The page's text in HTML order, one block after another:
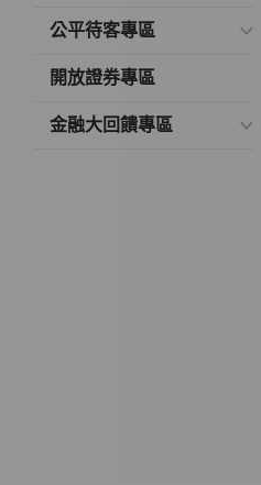
公平待客專區
開放證券專區
金融大回饋專區